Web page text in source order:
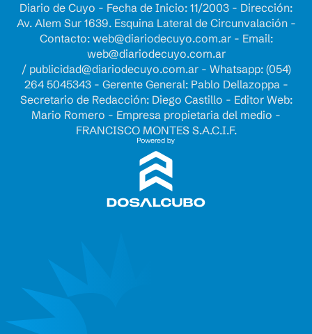
Diario de Cuyo - Fecha de Inicio: 11/2003 - Dirección:
Av. Alem Sur 1639. Esquina Lateral de Circunvalación -
Contacto: web@diariodecuyo.com.ar- Email:
web@diariodecuyo.com.ar
/ publicidad@diariodecuyo.com.ar- Whatsapp: (054)
264 5045343 - Gerente General: Pablo Dellazoppa -
Secretario de Redacción: Diego Castillo - Editor Web:
Mario Romero - Empresa propietaria del medio -
FRANCISCO MONTES S.A.C.I.F.